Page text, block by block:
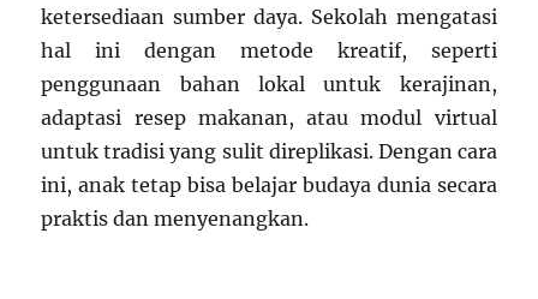
ketersediaan sumber daya. Sekolah mengatasi
hal ini dengan metode kreatif, seperti
penggunaan bahan lokal untuk kerajinan,
adaptasi resep makanan, atau modul virtual
untuk tradisi yang sulit direplikasi. Dengan cara
ini, anak tetap bisa belajar budaya dunia secara
praktis dan menyenangkan.